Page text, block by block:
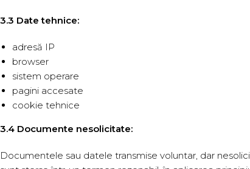
3.3 Date tehnice:
adresă IP
browser
sistem operare
pagini accesate
cookie tehnice
3.4 Documente nesolicitate:
Documentele sau datele transmise voluntar, dar